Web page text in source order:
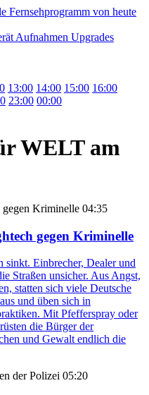
Aufnahmen Upgrades
13:00 14:00 15:00 16:00
23:00 00:00
WELT am
04:35
gegen Kriminelle
sinkt. Einbrecher, Dealer und
Straßen unsicher. Aus Angst,
statten sich viele Deutsche
und üben sich in
Mit Pfefferspray oder
die Bürger der
und Gewalt endlich die
05:20